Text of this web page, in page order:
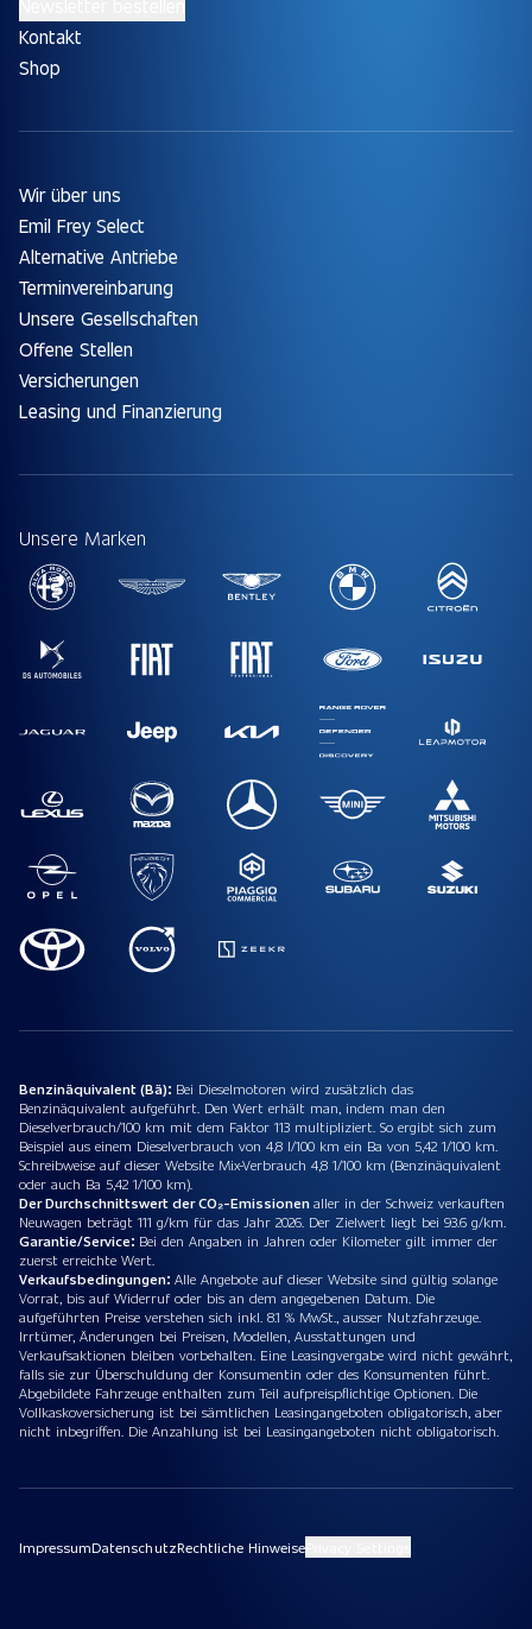
Kontakt
Shop
Wir über uns
Emil Frey Select
Alternative Antriebe
Terminvereinbarung
Unsere Gesellschaften
Offene Stellen
Versicherungen
Leasing und Finanzierung
Unsere Marken
Benzinäquivalent (Bä): Bei Dieselmotoren wird zusätzlich das
Benzinäquivalent aufgeführt. Den Wert erhält man, indem man den
Dieselverbrauch/100 km mit dem Faktor 113 multipliziert. So ergibt sich zum
Beispiel aus einem Dieselverbrauch von 4,8 l/100 km ein Ba von 5,42 1/100 km.
Schreibweise auf dieser Website Mix-Verbrauch 4,8 1/100 km (Benzinäquivalent
oder auch Ba 5,42 1/100 km).
Der Durchschnittswert der CO₂-Emissionenaller in der Schweiz verkauften
Neuwagen beträgt 111 g/km für das Jahr 2026. Der Zielwert liegt bei 93.6 g/km.
Garantie/Service: Bei den Angaben in Jahren oder Kilometer gilt immer der
zuerst erreichte Wert.
Verkaufsbedingungen: Alle Angebote auf dieser Website sind gültig solange
Vorrat, bis auf Widerruf oder bis an dem angegebenen Datum. Die
aufgeführten Preise verstehen sich inkl. 8.1 % MwSt., ausser Nutzfahrzeuge.
Irrtümer, Änderungen bei Preisen, Modellen, Ausstattungen und
Verkaufsaktionen bleiben vorbehalten. Eine Leasingvergabe wird nicht gewährt,
falls sie zur Überschuldung der Konsumentin oder des Konsumenten führt.
Abgebildete Fahrzeuge enthalten zum Teil aufpreispflichtige Optionen. Die
Vollkaskoversicherung ist bei sämtlichen Leasingangeboten obligatorisch, aber
nicht inbegriffen. Die Anzahlung ist bei Leasingangeboten nicht obligatorisch.
ImpressumDatenschutzRechtliche Hinweise